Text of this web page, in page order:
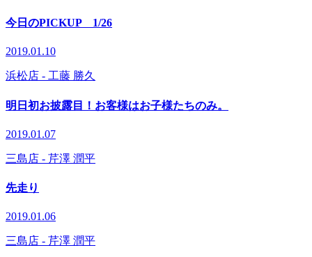
今日のPICKUP 1/26
2019.01.10
浜松店 - 工藤 勝久
明日初お披露目！お客様はお子様たちのみ。
2019.01.07
三島店 - 芹澤 潤平
先走り
2019.01.06
三島店 - 芹澤 潤平